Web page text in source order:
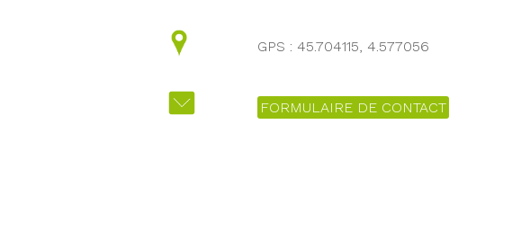
GPS : 45.704115, 4.577056
FORMULAIRE DE CONTACT